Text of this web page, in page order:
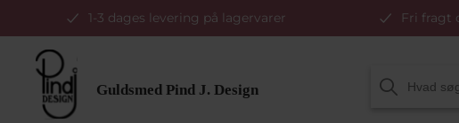
1-3 dages levering på lagervarer Fri fragt